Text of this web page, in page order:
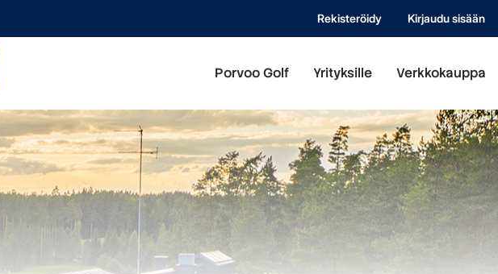
Rekisteröidy Kirjaudu sisään
Porvoo Golf Yrityksille Verkkokauppa